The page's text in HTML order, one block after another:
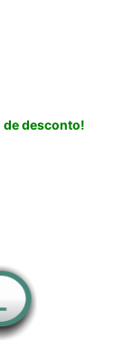
de desconto!